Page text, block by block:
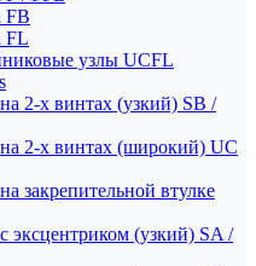
FB
FL
узлы UCFL
2-х винтах (узкий) SB /
2-х винтах (широкий) UC
закрепительной втулке
(узкий) SA /